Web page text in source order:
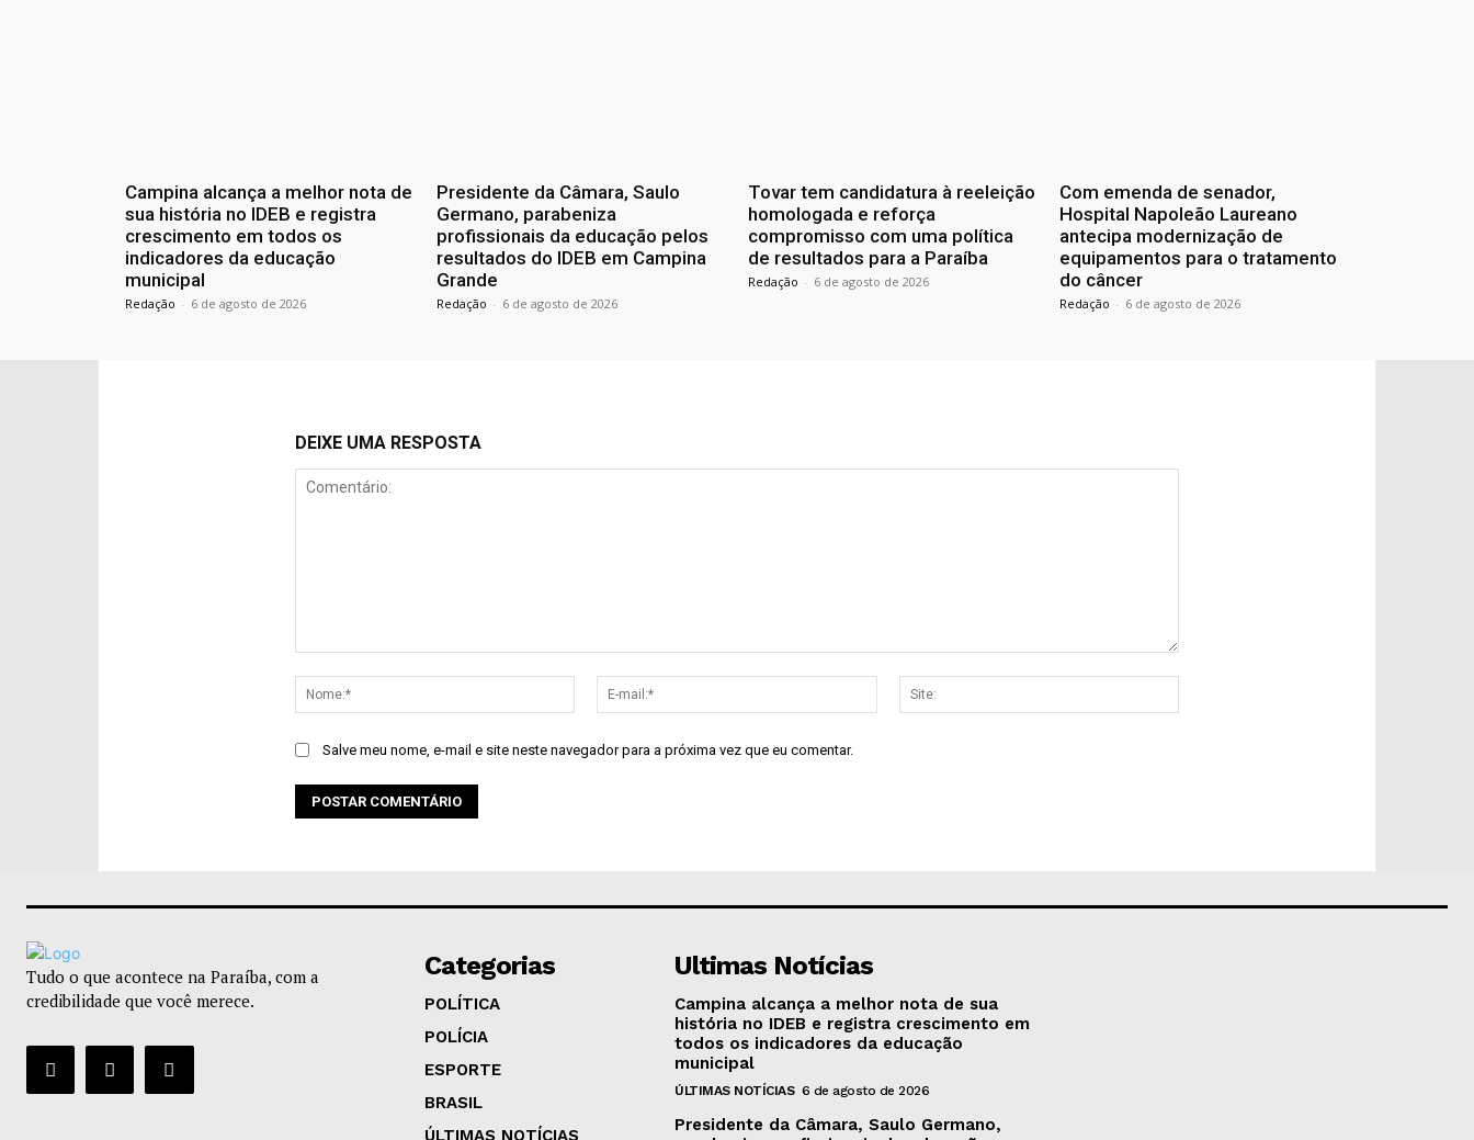
Campina alcança a melhor nota de
sua história no IDEB e registra
crescimento em todos os
indicadores da educação
municipal
Redação - 6 de agosto de 2026
Presidente da Câmara, Saulo
Germano, parabeniza
profissionais da educação pelos
resultados do IDEB em Campina
Grande
Redação - 6 de agosto de 2026
Tovar tem candidatura à reeleição
homologada e reforça
compromisso com uma política
de resultados para a Paraíba
Redação - 6 de agosto de 2026
Com emenda de senador,
Hospital Napoleão Laureano
antecipa modernização de
equipamentos para o tratamento
do câncer
Redação - 6 de agosto de 2026
DEIXE UMA RESPOSTA
Nome:*
mail:*
Salve meu nome, e-mail e site neste navegador para a próxima vez que eu comentar.
Tudo o que acontece na Paraíba, com a
credibilidade que você merece.
Categorias
POLÍTICA
POLÍCIA
ESPORTE
BRASIL
ÚLTIMAS NOTÍCIAS
Ultimas Notícias
Campina alcança a melhor nota de sua
história no IDEB e registra crescimento em
todos os indicadores da educação
municipal
ÚLTIMAS NOTÍCIAS 6 de agosto de 2026
Presidente da Câmara, Saulo Germano,